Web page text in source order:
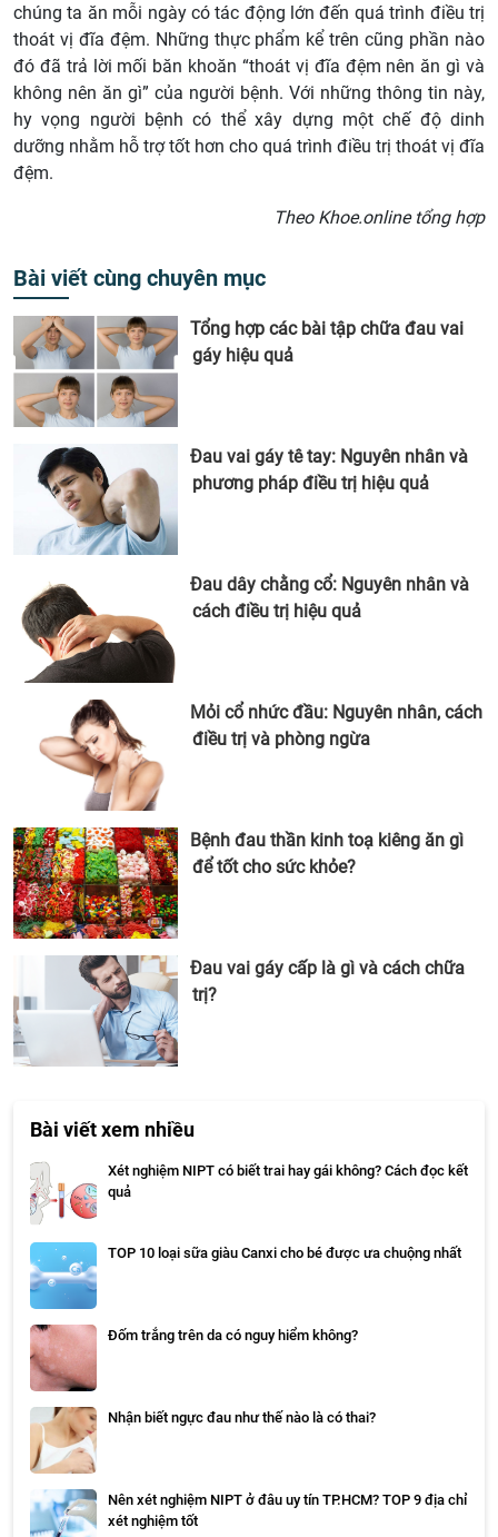
chúng ta ăn mỗi ngày có tác động lớn đến quá trình điều trị
thoát vị đĩa đệm. Những thực phẩm kể trên cũng phần nào
đó đã trả lời mối băn khoăn “thoát vị đĩa đệm nên ăn gì và
không nên ăn gì” của người bệnh. Với những thông tin này,
hy vọng người bệnh có thể xây dựng một chế độ dinh
dưỡng nhằm hỗ trợ tốt hơn cho quá trình điều trị thoát vị đĩa
đệm.
Theo Khoe.online tổng hợp
Bài viết cùng chuyên mục
Tổng hợp các bài tập chữa đau vai
gáy hiệu quả
Đau vai gáy tê tay: Nguyên nhân và
phương pháp điều trị hiệu quả
Đau dây chằng cổ: Nguyên nhân và
cách điều trị hiệu quả
Mỏi cổ nhức đầu: Nguyên nhân, cách
điều trị và phòng ngừa
Bệnh đau thần kinh toạ kiêng ăn gì
để tốt cho sức khỏe?
Đau vai gáy cấp là gì và cách chữa
trị?
Bài viết xem nhiều
Xét nghiệm NIPT có biết trai hay gái không? Cách đọc kết
quả
TOP 10 loại sữa giàu Canxi cho bé được ưa chuộng nhất
Đốm trắng trên da có nguy hiểm không?
Nhận biết ngực đau như thế nào là có thai?
Nên xét nghiệm NIPT ở đâu uy tín TP.HCM? TOP 9 địa chỉ
xét nghiệm tốt